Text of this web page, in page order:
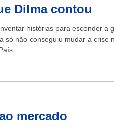
Dilma contou
histórias para esconder a
só não conseguiu mudar a crise
mercado